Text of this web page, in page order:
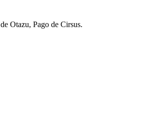
Otazu, Pago de Cirsus.